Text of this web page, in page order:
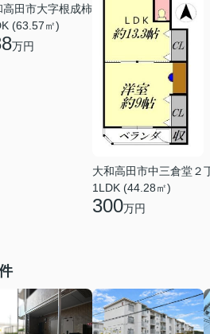
高田市大字根成柿
(63.57㎡)
万円
大和高田市中三倉堂２
1LDK (44.28㎡)
300万円